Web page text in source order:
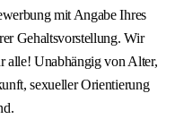
mit Angabe Ihres
Gehaltsvorstellung. Wir
alle! Unabhängig von Alter,
sexueller Orientierung